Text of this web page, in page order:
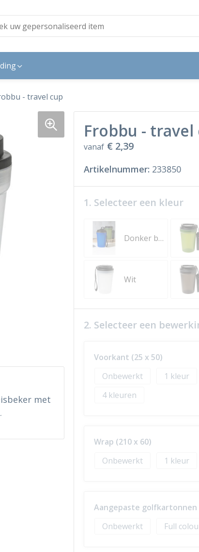
- travel cup
met
Frobbu - travel
vanaf € 2,39
Artikelnummer: 233850
1. Selecteer een kleur
Donker blauw
Wit
2. Selecteer een
Voorkant (25 x 50)
Onbewerkt
1
4
Wrap (210 x 60)
Onbewerkt
1
Aangepaste golfkartonnen
Onbewerkt
Full